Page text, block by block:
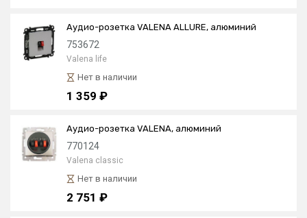
Аудио-розетка VALENA ALLURE, алюминий
753672
Valena life
Нет в наличии
1 359 ₽
Аудио-розетка VALENA, алюминий
770124
Valena classic
Нет в наличии
2 751 ₽